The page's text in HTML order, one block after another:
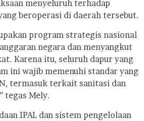
menyeluruh terhadap
beroperasi di daerah tersebut.
program strategis nasional
negara dan menyangkut
Karena itu, seluruh dapur yang
ini wajib memenuhi standar yang
termasuk terkait sanitasi dan
tegas Mely.
IPAL dan sistem pengelolaan